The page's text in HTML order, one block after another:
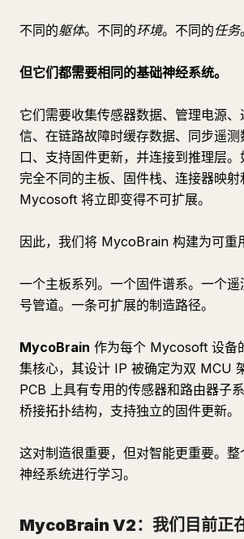
不同的躯体。不同的环境。不同的任务。
但它们都需要相同的基础神经系统。
它们需要收集传感器数据、管理电源
信、在链路故障时缓存数据、同步遥
口、支持固件更新，并连接到推理层
完全不同的主板、固件栈、连接器映射
Mycosoft 将立即变得不可扩展。
因此，我们将 MycoBrain 构建为可重
一个主板系列。一个固件谱系。一个
号管道。一条可扩展的制造路径。
MycoBrain 作为每个 Mycosoft 设备
集核心，其设计 IP 被确定为双 MCU
PCB 上具有专用的传感器和路由器子
桥接拓扑结构，支持独立的固件更新。
这对制造很重要，但对智能更重要。
神经系统进行学习。
MycoBrain V2：我们目前正